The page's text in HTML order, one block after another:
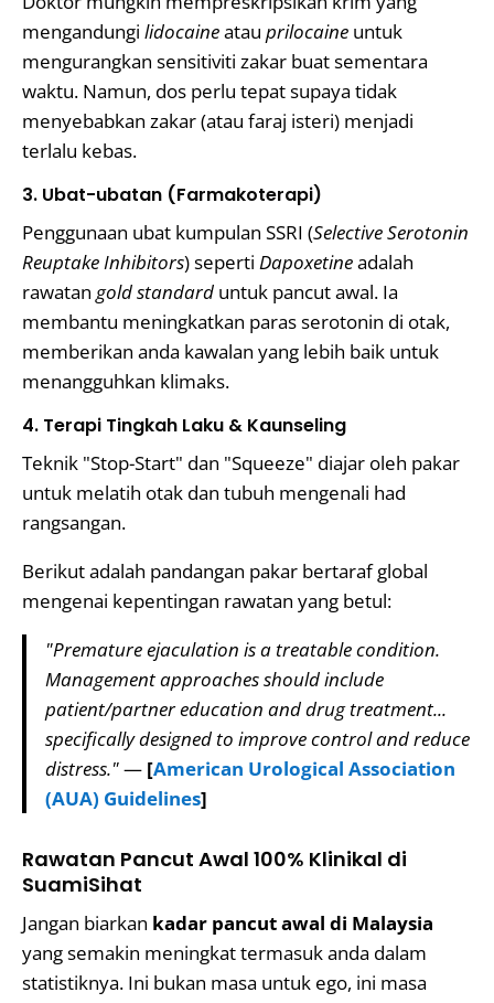
mengandungi lidocaineatau prilocaine untuk
mengurangkan sensitiviti zakar buat sementara
waktu. Namun, dos perlu tepat supaya tidak
menyebabkan zakar (atau faraj isteri) menjadi
terlalu kebas.
3. Ubat-ubatan (Farmakoterapi)
Penggunaan ubat kumpulan SSRI (Selective Serotonin
Reuptake Inhibitors) seperti Dapoxetineadalah
rawatan gold standard untuk pancut awal. Ia
membantu meningkatkan paras serotonin di otak,
memberikan anda kawalan yang lebih baik untuk
menangguhkan klimaks.
4. Terapi Tingkah Laku & Kaunseling
Teknik "Stop-Start" dan "Squeeze" diajar oleh pakar
untuk melatih otak dan tubuh mengenali had
rangsangan.
Berikut adalah pandangan pakar bertaraf global
mengenai kepentingan rawatan yang betul:
"Premature ejaculation is a treatable condition.
Management approaches should include
patient/partner education and drug treatment...
specifically designed to improve control and reduce
distress."— [American Urological Association
(AUA) Guidelines]
Rawatan Pancut Awal 100% Klinikal di
SuamiSihat
Jangan biarkan kadar pancut awal di Malaysia
yang semakin meningkat termasuk anda dalam
statistiknya. Ini bukan masa untuk ego, ini masa